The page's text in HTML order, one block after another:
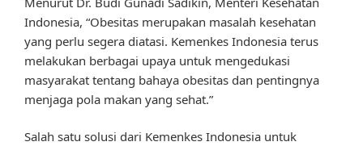
Indonesia, “Obesitas merupakan masalah kesehatan
yang perlu segera diatasi. Kemenkes Indonesia terus
melakukan berbagai upaya untuk mengedukasi
masyarakat tentang bahaya obesitas dan pentingnya
menjaga pola makan yang sehat.”
Salah satu solusi dari Kemenkes Indonesia untuk